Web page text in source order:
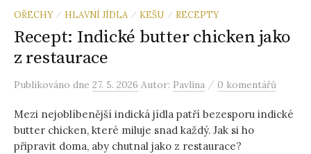
OŘECHY / HLAVNÍ JÍDLA / KEŠU / RECEPTY
Recept: Indické butter chicken jako
z restaurace
Publikováno dne 27. 5. 2026 Autor: Pavlína / 0 komentářů
Mezi nejoblíbenější indická jídla patří bezesporu indické
butter chicken, které miluje snad každý. Jak si ho
připravit doma, aby chutnal jako z restaurace?